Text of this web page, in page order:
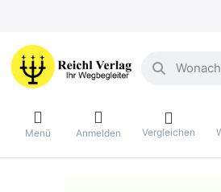
Geben Sie
Menü Anmelden Vergleichen